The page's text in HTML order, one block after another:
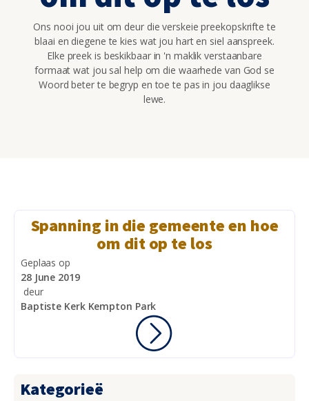
Ons nooi jou uit om deur die verskeie preekopskrifte te
blaai en diegene te kies wat jou hart en siel aanspreek.
Elke preek is beskikbaar in 'n maklik verstaanbare
formaat wat jou sal help om die waarhede van God se
Woord beter te begryp en toe te pas in jou daaglikse
lewe.
Spanning in die gemeente en hoe
om dit op te los
Geplaas op
28 June 2019
deur
Baptiste Kerk Kempton Park
Kategorieë